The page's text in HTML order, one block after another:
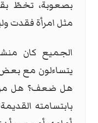
بصعوبة، تخطّ
مثل امرأة فقدت
الجميع كان
يتساءلون مع
هل ضعف؟ هل
بابتسامته